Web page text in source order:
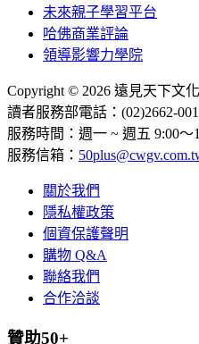
未來親子學習平台
哈佛商業評論
領導影響力學院
Copyright © 2026 遠見天下文
讀者服務部電話：(02)2662-
服務時間：週一 ~ 週五 9:00～
服務信箱：
關於我們
隱私權政策
個資保護聲明
購物 Q&A
聯絡我們
合作洽談
贊助50+